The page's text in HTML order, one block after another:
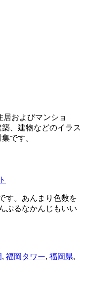
居およびマンショ
、建物などのイラス
です。
す。あんまり色数を
ぷるなかんじもいい
, 福岡タワー, 福岡県,